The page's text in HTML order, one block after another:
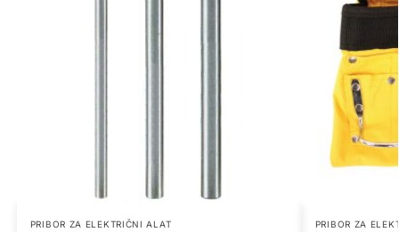
PRIBOR ZA ELEKTRIČNI ALAT PRIBOR ZA